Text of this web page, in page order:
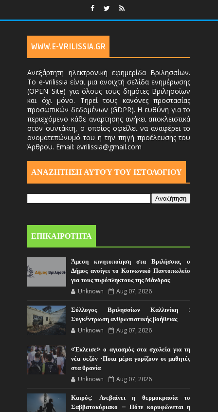
WWW.E-VRILISSIA.GR
Ανεξάρτητη ηλεκτρονική εφημερίδα Βριλησσίων.
Το e-vrilissia είναι μια ανοιχτή σελίδα ενημέρωσης
(OPEN Site) για όλους τους δημότες Βριλησσίων
και όχι μόνο. Τηρεί τους κανόνες προστασίας
προσωπικών δεδομένων (GDPR). Η ευθύνη για το
περιεχόμενο κάθε ανάρτησης ανήκει αποκλειστικά
στον συντάκτη, ο οποίος οφείλει να αναφέρει το
ονοματεπώνυμό του ή την πηγή προέλευσης του
Άρθρου. Email: evrilissia@gmail.com
ΑΝΑΖΗΤΗΣΗ ΑΥΤΟΎ ΤΟΥ ΙΣΤΟΛΟΓΙΟΥ
ΕΠΙΚΑΙΡΟΤΗΤΑ
Άμεση κινητοποίηση στα Βριλήσσια, ο
Δήμος ανοίγει το Κοινωνικό Παντοπωλείο
για τους πυρόπληκτους της Μάνδρας
Unknown Aug 07, 2026
Σύλλογος Βριλησσίων Καλλινίκη :
Συγκέντρωση ανθρωπιστικής βοήθειας
Unknown Aug 07, 2026
«Έκλεισε» ο αγιασμός στα σχολεία για τη
νέα σεζόν -Ποια μέρα γυρίζουν οι μαθητές
στα θρανία
Unknown Aug 07, 2026
Καιρός: Ανεβαίνει η θερμοκρασία το
Σαββατοκύριακο – Πότε κορυφώνεται η